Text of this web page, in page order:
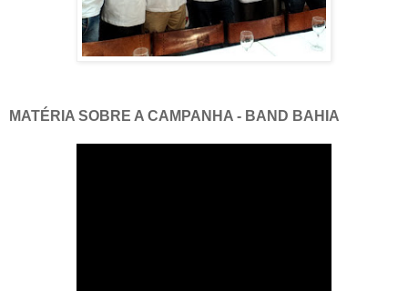
MATÉRIA SOBRE A CAMPANHA - BAND BAHIA